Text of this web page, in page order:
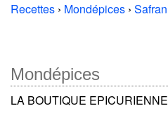
Recettes › Mondépices › Safran
Mondépices
LA BOUTIQUE EPICURIENNE